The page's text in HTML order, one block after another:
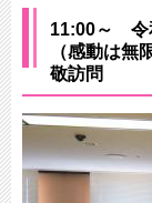
11:00～ 令
（感動は無
敬訪問